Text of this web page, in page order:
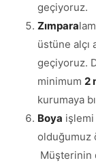
geçiyoruz.
Zımpara
üstüne alçı
geçiyoruz.
minimum 2
kurumaya
Boya
olduğumuz
Müşterinin